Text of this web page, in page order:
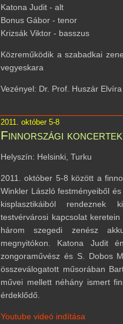
Katona Judit - alt
Bonus Gábor - tenor
Krizsák Viktor - basszus
Közreműködik a szabadkai
vegyeskara
Vezényel: Dr. Prof. Huszár Elvíra
2011. október 5-8
Finnországi koncertek
Helyszín: Helsinki, Turku
2011. október 5-8 között a
Winkler László festményeiből
kisplasztikáiból
testvérvárosi kapcsolat
három szegedi zenész
megnyitókon. Katona Judit
zongoraművész és S. Dobos
összeválogatott műsorában
művei mellett néhány ismert
érdeklődő.
Youtube videó indítása